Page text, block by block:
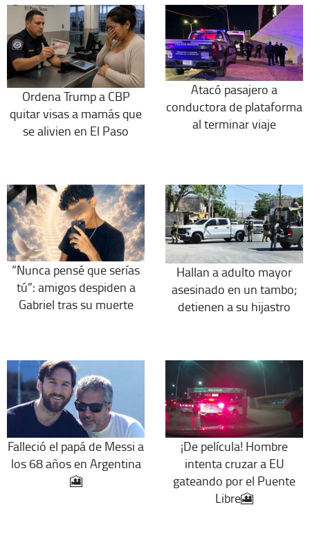
Ordena Trump a CBP
quitar visas a mamás que
se alivien en El Paso
Atacó pasajero a
conductora de plataforma
al terminar viaje
“Nunca pensé que serías
tú”: amigos despiden a
Gabriel tras su muerte
Hallan a adulto mayor
asesinado en un tambo;
detienen a su hijastro
Falleció el papá de Messi a
los 68 años en Argentina
🎦
¡De película! Hombre
intenta cruzar a EU
gateando por el Puente
Libre🎦